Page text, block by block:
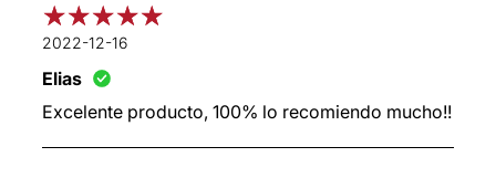
2022-12-16
Elias
Excelente producto, 100% lo recomiendo mucho!!